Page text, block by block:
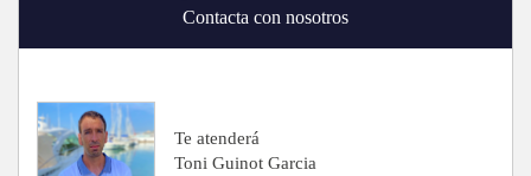
Contacta con nosotros
Te atenderá
Toni Guinot Garcia